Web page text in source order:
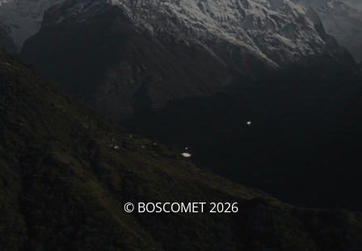
© BOSCOMET 2026